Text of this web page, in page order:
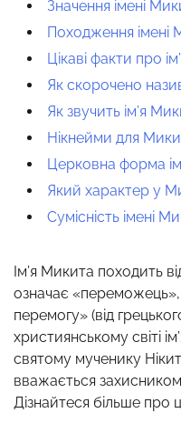
Значення імені
Походження імені
Цікаві факти про
Як скорочено
Як звучить ім’я
Нікнейми для
Церковна форма
Який характер у
Сумісність імені
Ім’я Микита походить
означає
перемогу» (від
християнському світі
святому мученику
вважається захисником
Дізнайтеся більше про